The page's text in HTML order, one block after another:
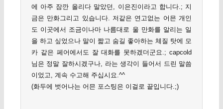
에 아주 잠깐 올리다 말았던, 이은진이라고 합니다.; 지
금은 만화그리고 있습니다. 저같은 연고없는 어믄 개인
도 이곳에서 조금이나마 나름대로 울 만화를 알리는 일
을 하고 싶었으나 말이 짧고 숨길 좋아하는 체질 탓에 모
카 같은 페어에서도 잘 대화를 못하겠더군요.; capcold
님은 정말 잘하시겠구나, 라는 생각이 들어서 드린 말씀
이었고, 계속 수고해 주십시요.^^
(화두에 벗어나는 어믄 포스팅은 이걸로 끝입니다.;)